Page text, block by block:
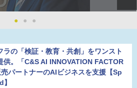
●
● ●
ラの「検証・教育・共創」をワンスト
供。「C&S AI INNOVATION FACTOR
パートナーのAIビジネスを支援【Sp